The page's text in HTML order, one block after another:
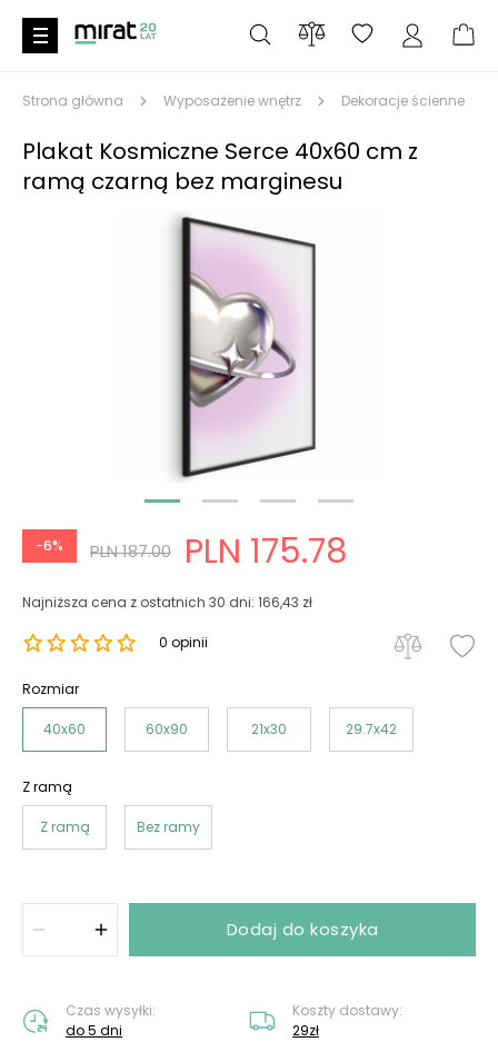
Strona główna Wyposażenie wnętrz Dekoracje ścienne
Plakat Kosmiczne Serce 40x60 cm z
ramą czarną bez marginesu
-6% PLN 187.00 PLN 175.78
Najniższa cena z ostatnich 30 dni: 166,43 zł
0 opinii
Rozmiar
40x60 60x90 21x30 29.7x42
Z ramą
Z ramą Bez ramy
Dodaj do koszyka
Czas wysyłki:
do 5 dni
Koszty dostawy:
29zł